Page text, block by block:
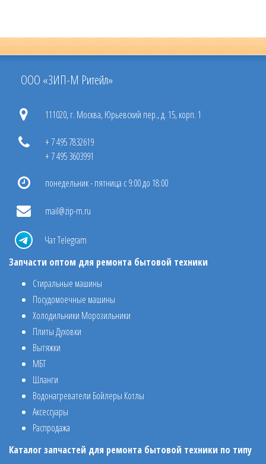
ООО «ЗИП-М Ритейл»
111020, г. Москва, Юрьевский пер., д. 15, корп. 1
+ 7 495 7832619
+ 7 495 3603991
понедельник - пятница с 9:00 до 18:00
mail@zip-m.ru
Чат Telegram
Запчасти оптом для ремонта бытовой техники
Стиральные машины
Посудомоечные машины
Холодильники Морозильники
Плиты Духовки
Вытяжки
МБТ
Шланги
Водонагреватели Бойлеры Котлы
Аксессуары
Распродажа
Каталог запчастей для ремонта бытовой техники по типу